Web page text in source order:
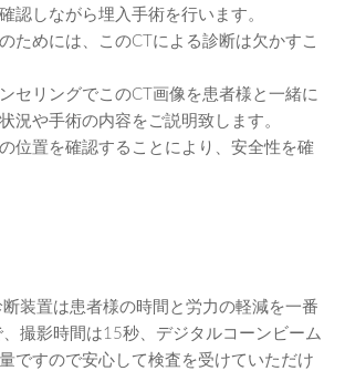
認しながら埋入手術を行います。
ためには、このCTによる診断は欠かすこ
セリングでこのCT画像を患者様と一緒に
況や手術の内容をご説明致します。
位置を確認することにより、安全性を確
装置は患者様の時間と労力の軽減を一番
撮影時間は15秒、デジタルコーンビーム
ですので安心して検査を受けていただけ